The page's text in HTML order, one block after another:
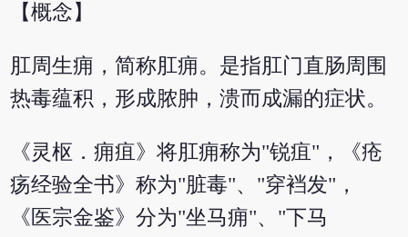
【概念】
肛周生痈，简称肛痈。是指肛门直肠周围
热毒蕴积，形成脓肿，溃而成漏的症状。
《灵枢．痈疽》将肛痈称为"锐疽"，《疮
疡经验全书》称为"脏毒"、"穿裆发"，
《医宗金鉴》分为"坐马痈"、"下马